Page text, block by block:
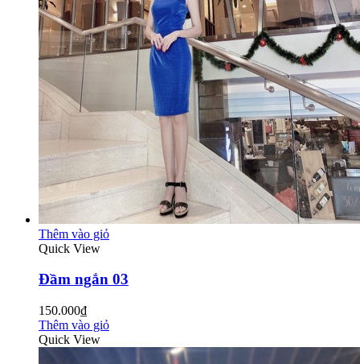
Thêm vào giỏ
Quick View
Đầm ngắn 03
150.000₫
Thêm vào giỏ
Quick View